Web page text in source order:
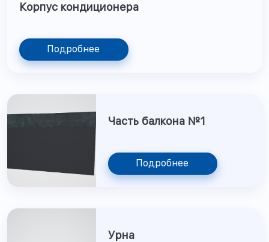
Корпус кондиционера
Подробнее
Часть балкона №1
Подробнее
Урна